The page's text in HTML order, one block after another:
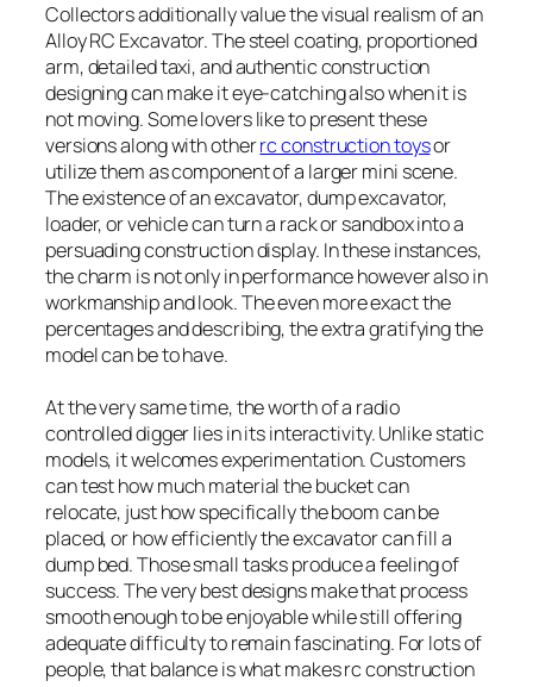
Collectors additionally value the visual realism of an
Alloy RC Excavator. The steel coating, proportioned
arm, detailed taxi, and authentic construction
designing can make it eye-catching also when it is
not moving. Some lovers like to present these
versions along with otherrc construction toysor
utilize them as component of a larger mini scene.
The existence of an excavator, dump excavator,
loader, or vehicle can turn a rack or sandbox into a
persuading construction display. In these instances,
the charm is not only in performance however also in
workmanship and look. The even more exact the
percentages and describing, the extra gratifying the
model can be to have.
At the very same time, the worth of a radio
controlled digger lies in its interactivity. Unlike static
models, it welcomes experimentation. Customers
can test how much material the bucket can
relocate, just how specifically the boom can be
placed, or how efficiently the excavator can fill a
dump bed. Those small tasks produce a feeling of
success. The very best designs make that process
smooth enough to be enjoyable while still offering
adequate difficulty to remain fascinating. For lots of
people, that balance is what makes rc construction